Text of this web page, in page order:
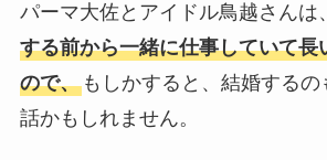
パーマ大佐とアイドル鳥越さんは、
する前から一緒に仕事していて長
ので、もしかすると、結婚するの
話かもしれません。